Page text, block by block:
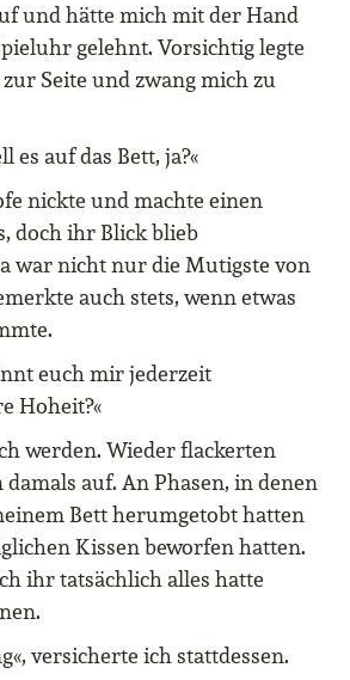
und hätte mich mit der Hand
gelehnt. Vorsichtig legte
Seite und zwang mich zu
es auf das Bett, ja?«
nickte und machte einen
doch ihr Blick blieb
war nicht nur die Mutigste von
auch stets, wenn etwas
euch mir jederzeit
Hoheit?«
werden. Wieder flackerten
auf. An Phasen, in denen
Bett herumgetobt hatten
Kissen beworfen hatten.
ihr tatsächlich alles hatte
versicherte ich stattdessen.